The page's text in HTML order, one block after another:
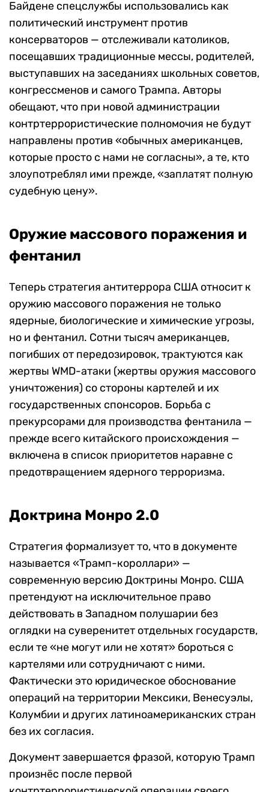
Байдене спецслужбы использовались как
политический инструмент против
консерваторов — отслеживали католиков,
посещавших традиционные мессы, родителей,
выступавших на заседаниях школьных советов,
конгрессменов и самого Трампа. Авторы
обещают, что при новой администрации
контртеррористические полномочия не будут
направлены против «обычных американцев,
которые просто с нами не согласны», а те, кто
злоупотреблял ими прежде, «заплатят полную
судебную цену».
Оружие массового поражения и
фентанил
Теперь стратегия антитеррора США относит к
оружию массового поражения не только
ядерные, биологические и химические угрозы,
но и фентанил. Сотни тысяч американцев,
погибших от передозировок, трактуются как
жертвы WMD-атаки (жертвы оружия массового
уничтожения) со стороны картелей и их
государственных спонсоров. Борьба с
прекурсорами для производства фентанила —
прежде всего китайского происхождения —
включена в список приоритетов наравне с
предотвращением ядерного терроризма.
Доктрина Монро 2.0
Стратегия формализует то, что в документе
называется «Трамп-короллари» —
современную версию Доктрины Монро. США
претендуют на исключительное право
действовать в Западном полушарии без
оглядки на суверенитет отдельных государств,
если те «не могут или не хотят» бороться с
картелями или сотрудничают с ними.
Фактически это юридическое обоснование
операций на территории Мексики, Венесуэлы,
Колумбии и других латиноамериканских стран
без их согласия.
Документ завершается фразой, которую Трамп
произнёс после первой